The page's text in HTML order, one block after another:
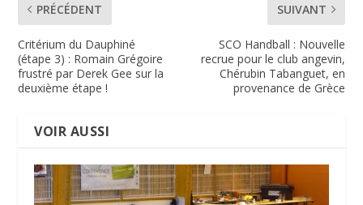
PRÉCÉDENT
Critérium du Dauphiné
(étape 3) : Romain Grégoire
frustré par Derek Gee sur la
deuxième étape !
SUIVANT
SCO Handball : Nouvelle
recrue pour le club angevin,
Chérubin Tabanguet, en
provenance de Grèce
VOIR AUSSI